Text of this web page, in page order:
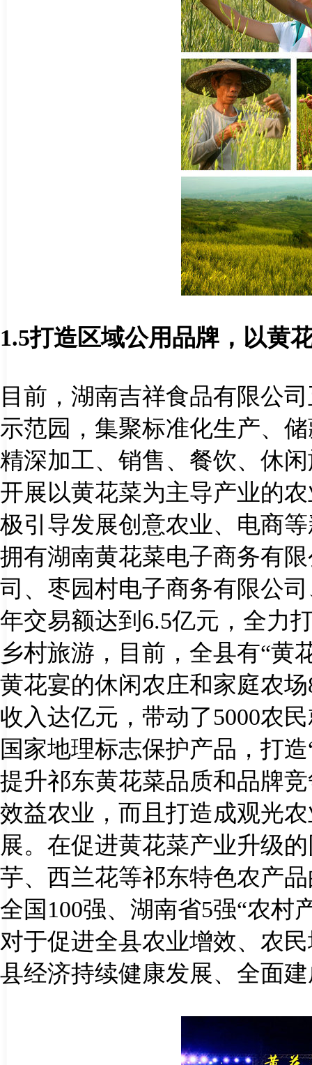
1.5打造区域公用品牌，以黄
目前，湖南吉祥食品有限公
示范园，集聚标准化生产、
精深加工、销售、餐饮、休
开展以黄花菜为主导产业的
极引导发展创意农业、电商
拥有湖南黄花菜电子商务有
司、枣园村电子商务有限公
年交易额达到 6.5亿元，全力
乡村旅游，目前，全县有“黄
黄花宴的休闲农庄和家庭农场
收入达亿元，带动了5000农
国家地理标志保护产品，打
提升祁东黄花菜品质和品牌
效益农业，而且打造成观光
展。在促进黄花菜产业升级
芋、西兰花等祁东特色农产
全国 100强、湖南省5强“农村
对于促进全县农业增效、农
县经济持续健康发展、全面